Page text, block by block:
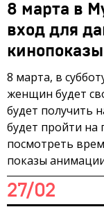
8 марта в
вход для
кинопоказы
8 марта, в
женщин будет
будет получить
будет пройти на
посмотреть
показы
27/02